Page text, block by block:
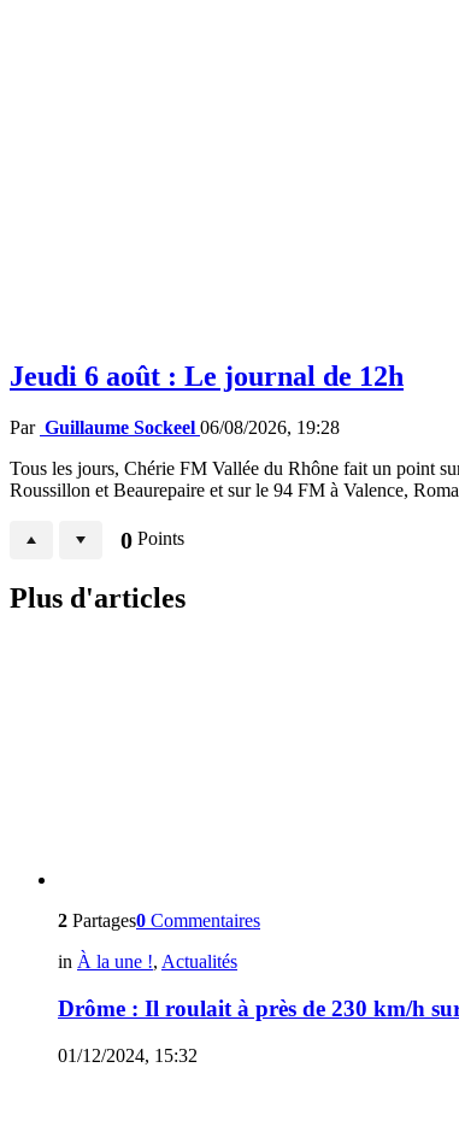
Jeudi 6 août : Le journal de 12h
Par Guillaume Sockeel 06/08/2026, 19:28
Tous les jours, Chérie FM Vallée du Rhône fait un point
Roussillon et Beaurepaire et sur le 94 FM à Valence,
0 Points
Plus d'articles
2 Partages0 Commentaires
in À la une !, Actualités
Drôme : Il roulait à près de 230 km/h
01/12/2024, 15:32